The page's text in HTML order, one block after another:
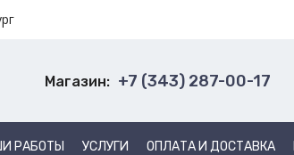
Магазин: +7 (343) 287-00-17
РАБОТЫ УСЛУГИ ОПЛАТА И ДОСТАВКА